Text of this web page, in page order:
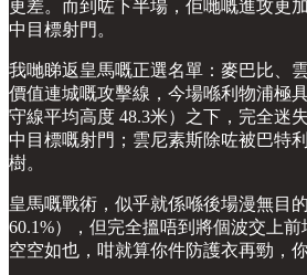
更差。而到咗下半場，佢哋嘅進攻更
中目標射門。
我哋睇返皇馬嘅正選名單：麥巴比、
價值連城嘅攻擊線，今場喺利物浦極
守線平均高度 48.3米）之下，完全迷
中目標嘅射門；雲尼素斯除咗被巴特
樹。
皇馬嘅戰術，似乎就係喺後場漫無目
60.1%），但完全搵唔到將個波交上
空空如也，咁就算你件防護衣再勁，